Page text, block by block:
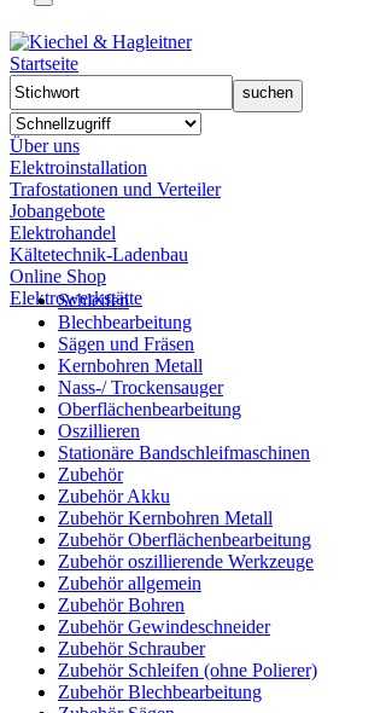
Startseite
Über uns
Elektroinstallation
Trafostationen und Verteiler
Jobangebote
Elektrohandel
Kältetechnik-Ladenbau
Online Shop
Elektrowerkstätte
Schleifen
Blechbearbeitung
Sägen und Fräsen
Kernbohren Metall
Nass-/ Trockensauger
Oberflächenbearbeitung
Oszillieren
Stationäre Bandschleifmaschinen
Zubehör
Zubehör Akku
Zubehör Kernbohren Metall
Zubehör Oberflächenbearbeitung
Zubehör oszillierende Werkzeuge
Zubehör allgemein
Zubehör Bohren
Zubehör Gewindeschneider
Zubehör Schrauber
Zubehör Schleifen (ohne Polierer)
Zubehör Blechbearbeitung